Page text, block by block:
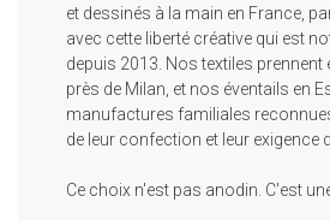
et dessinés à la main en France,
avec cette liberté créative qui est
depuis 2013. Nos textiles prennent
près de Milan, et nos éventails en
manufactures familiales
de leur confection et leur exigence
Ce choix n'est pas anodin. C'est